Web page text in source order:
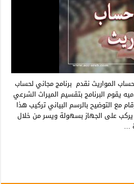
المواريث نقدم برنامج مجاني لحساب
يقوم البرنامج بتقسيم الميراث الشرعي
مع التوضيح بالرسم البياني تركيب هذا
يركب على الجهاز بسهولة ويسر من خلال
…